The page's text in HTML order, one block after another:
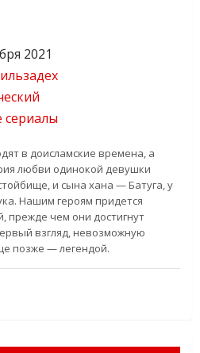
2021
сериалы
в доисламские времена, а
любви одинокой девушки
и сына хана — Батуга, у
Нашим героям придется
прежде чем они достигнут
взгляд, невозможную
позже — легендой.